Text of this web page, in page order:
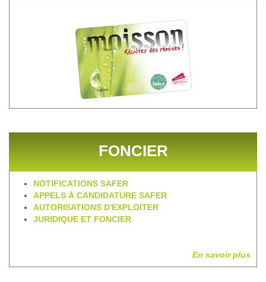
FONCIER
NOTIFICATIONS SAFER
APPELS À CANDIDATURE SAFER
AUTORISATIONS D'EXPLOITER
JURIDIQUE ET FONCIER
En savoir plus